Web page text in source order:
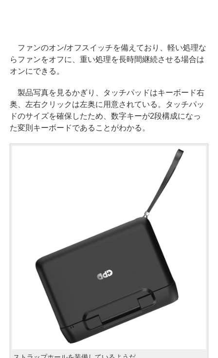
ファンのオン/オフスイッチを備えており、軽い処理な
らファンをオフに、重い処理を長時間継続させる場合は
オンにできる。
製品写真を見るかぎり、タッチパッドはキーボード右
奥、左右クリックは左奥に用意されている。タッチパッ
ドのサイズを確保したため、数字キーが2段構成になっ
た変則キーボードであることがわかる。